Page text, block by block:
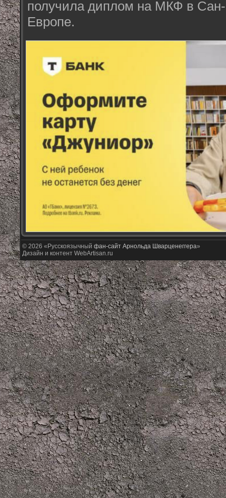
получила диплом на МКФ в
Европе.
© 2026 «Русскоязычный фан-сайт Арнольда Шварценеггера»
Дизайн и контент WebArtisan.ru